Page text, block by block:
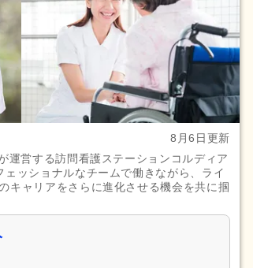
8月6日更新
運営する訪問看護ステーションコルディア
ッショナルなチームで働きながら、ライ
キャリアをさらに進化させる機会を共に掴